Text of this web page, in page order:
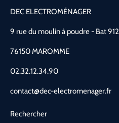
DEC ELECTROMÉNAGER
9 rue du moulin à poudre - Bat 912
76150 MAROMME
02.32.12.34.90
contact@dec-electromenager.fr
Rechercher